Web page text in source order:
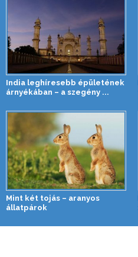
India leghíresebb épületének
árnyékában – a szegény ...
Mint két tojás – aranyos
állatpárok